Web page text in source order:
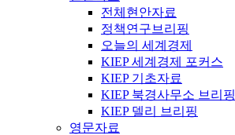
전체현안자료
정책연구브리핑
오늘의 세계경제
KIEP 세계경제 포커스
KIEP 기초자료
KIEP 북경사무소 브리핑
KIEP 델리 브리핑
영문자료